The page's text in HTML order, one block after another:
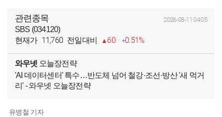
관련종목 2026-08-11 04:05
SBS (034120)
현재가 11,760 전일대비 60 0.51%
와우넷 오늘장전략
'AI 데이터센터' 특수…반도체 넘어 철강·조선·방산 '새 먹거
리' - 와우넷 오늘장전략
유병철 기자